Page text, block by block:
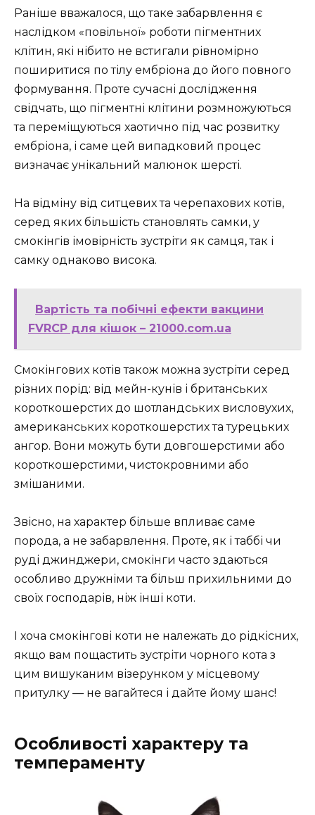
Раніше вважалося, що таке забарвлення є
наслідком «повільної» роботи пігментних
клітин, які нібито не встигали рівномірно
поширитися по тілу ембріона до його повного
формування. Проте сучасні дослідження
свідчать, що пігментні клітини розмножуються
та переміщуються хаотично під час розвитку
ембріона, і саме цей випадковий процес
визначає унікальний малюнок шерсті.
На відміну від ситцевих та черепахових котів,
серед яких більшість становлять самки, у
смокінгів імовірність зустріти як самця, так і
самку однаково висока.
Вартість та побічні ефекти вакцини
FVRCP для кішок – 21000.com.ua
Смокінгових котів також можна зустріти серед
різних порід: від мейн-кунів і британських
короткошерстих до шотландських висловухих,
американських короткошерстих та турецьких
ангор. Вони можуть бути довгошерстими або
короткошерстими, чистокровними або
змішаними.
Звісно, на характер більше впливає саме
порода, а не забарвлення. Проте, як і таббі чи
руді джинджери, смокінги часто здаються
особливо дружніми та більш прихильними до
своїх господарів, ніж інші коти.
І хоча смокінгові коти не належать до рідкісних,
якщо вам пощастить зустріти чорного кота з
цим вишуканим візерунком у місцевому
притулку — не вагайтеся і дайте йому шанс!
Особливості характеру та
темпераменту